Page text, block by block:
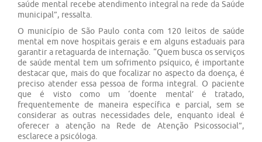
saúde mental recebe atendimento integral na rede da Saúde
municipal”, ressalta.
O município de São Paulo conta com 120 leitos de saúde
mental em nove hospitais gerais e em alguns estaduais para
garantir a retaguarda de internação. “Quem busca os serviços
de saúde mental tem um sofrimento psíquico, é importante
destacar que, mais do que focalizar no aspecto da doença, é
preciso atender essa pessoa de forma integral. O paciente
que é visto como um ‘doente mental’ é tratado,
frequentemente de maneira específica e parcial, sem se
considerar as outras necessidades dele, enquanto ideal é
oferecer a atenção na Rede de Atenção Psicossocial”,
esclarece a psicóloga.